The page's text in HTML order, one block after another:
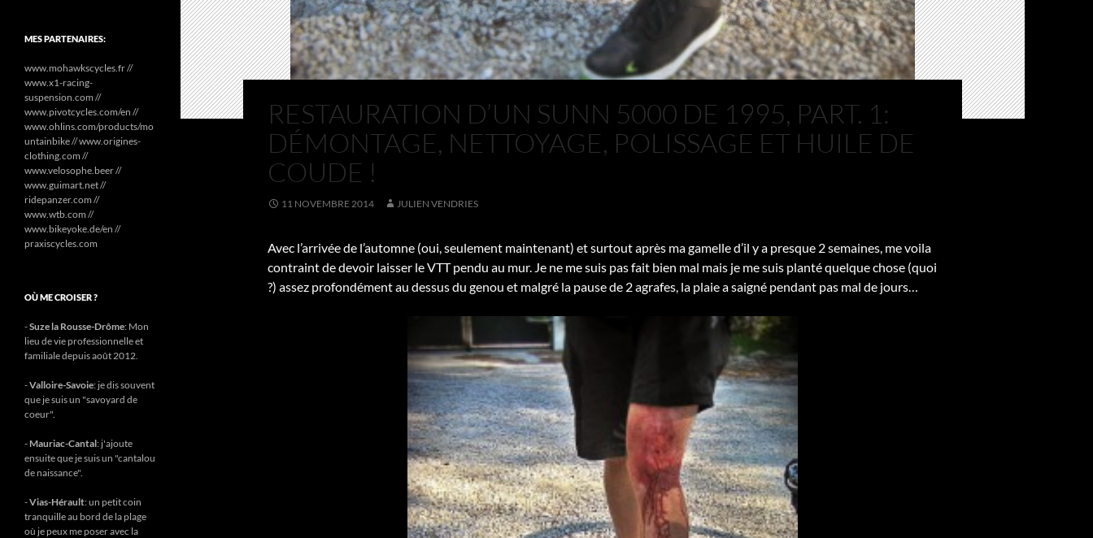
RESTAURATION D’UN SUNN 5000 DE 1995, PART. 1:
DÉMONTAGE, NETTOYAGE, POLISSAGE ET HUILE DE
COUDE !
11 NOVEMBRE 2014 JULIEN VENDRIES
Avec l’arrivée de l’automne (oui, seulement maintenant) et surtout après ma gamelle d’il y a presque 2 semaines, me voila
contraint de devoir laisser le VTT pendu au mur. Je ne me suis pas fait bien mal mais je me suis planté quelque chose (quoi
?) assez profondément au dessus du genou et malgré la pause de 2 agrafes, la plaie a saigné pendant pas mal de jours…
MES PARTENAIRES:
www.mohawkscycles.fr //
www.x1-racing-
suspension.com //
www.pivotcycles.com/en //
www.ohlins.com/products/mo
untainbike // www.origines-
clothing.com //
www.velosophe.beer //
www.guimart.net //
ridepanzer.com //
www.wtb.com //
www.bikeyoke.de/en //
praxiscycles.com
OÙ ME CROISER ?
-Suze la Rousse-Drôme: Mon
lieu de vie professionnelle et
familiale depuis août 2012.
-Valloire-Savoie: je dis souvent
que je suis un "savoyard de
coeur".
- Mauriac-Cantal: j'ajoute
ensuite que je suis un "cantalou
de naissance".
-Vias-Hérault: un petit coin
tranquille au bord de la plage
où je peux me poser avec la